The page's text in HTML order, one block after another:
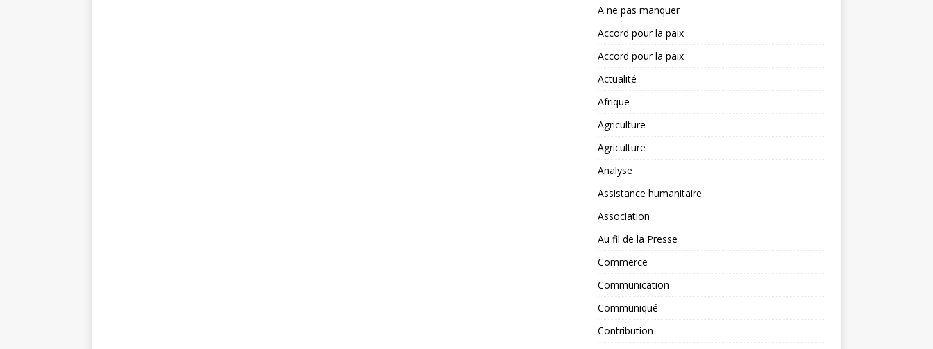
A ne pas manquer
Accord pour la paix
Accord pour la paix
Actualité
Afrique
Agriculture
Agriculture
Analyse
Assistance humanitaire
Association
Au fil de la Presse
Commerce
Communication
Communiqué
Contribution